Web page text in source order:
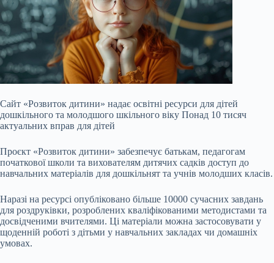
Сайт «Розвиток дитини» надає освітні ресурси для дітей
дошкільного та молодшого шкільного віку Понад 10 тисяч
актуальних вправ для дітей
Проєкт «Розвиток дитини» забезпечує батькам, педагогам
початкової школи та вихователям дитячих садків доступ до
навчальних матеріалів для дошкільнят та учнів молодших класів.
Наразі на ресурсі опубліковано більше 10000 сучасних завдань
для роздруківки, розроблених кваліфікованими методистами та
досвідченими вчителями. Ці матеріали можна застосовувати у
щоденній роботі з дітьми у навчальних закладах чи домашніх
умовах.